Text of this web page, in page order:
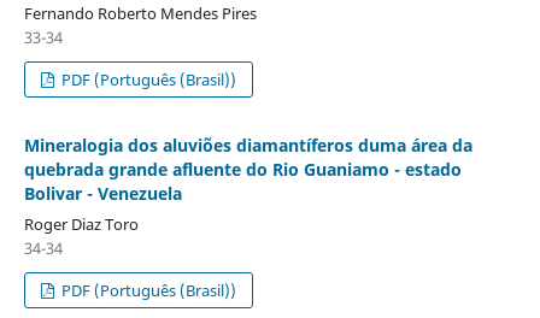
Fernando Roberto Mendes Pires
33-34
PDF (Português (Brasil))
Mineralogia dos aluviões diamantíferos duma área da
quebrada grande afluente do Rio Guaniamo - estado
Bolivar - Venezuela
Roger Diaz Toro
34-34
PDF (Português (Brasil))